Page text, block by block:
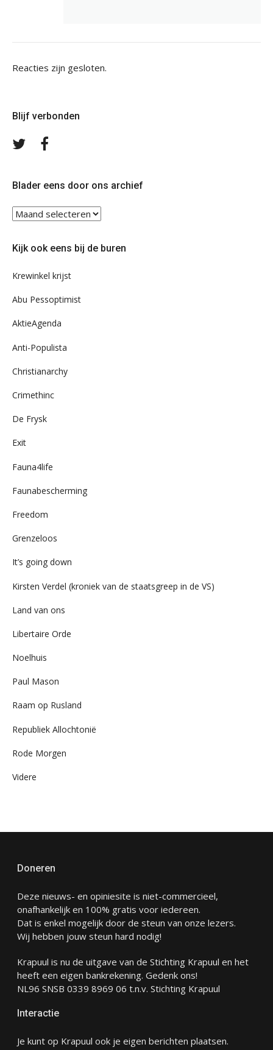
Reacties zijn gesloten.
Blijf verbonden
Volg
Blader eens door ons archief
Blader
eens
ons
Kijk ook eens bij de buren
Krewinkel krijst
Abu Pessoptimist
AktieAgenda
Anti-Populista
Christianarchy
Crimethinc
De Frysk
Exit
Fauna4life
Faunabescherming
Freedom
Grenzeloos
It’s going down
Kirsten Verdel (kroniek van de staatsgreep in de VS)
Land van ons
Libertaire Orde
Noelhuis
Paul Mason
Raam op Rusland
Republiek Allochtonië
Rode Morgen
Videre
Doneren
Deze nieuws- en opiniesite is niet-commercieel,
onafhankelijk en 100% gratis voor iedereen.
Dat is enkel mogelijk door de steun van onze lezers.
Wij hebben jouw steun hard nodig!
Krapuul is nu de uitgave van de Stichting Krapuul en het
heeft een eigen bankrekening. Gedenk ons!
NL96 SNSB 0339 8969 06 t.n.v. Stichting Krapuul
Interactie
Je kunt op Krapuul ook je eigen berichten plaatsen.